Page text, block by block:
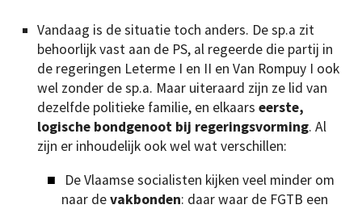
Vandaag is de situatie toch anders. De sp.a zit
behoorlijk vast aan de PS, al regeerde die partij in
de regeringen Leterme I en II en Van Rompuy I ook
wel zonder de sp.a. Maar uiteraard zijn ze lid van
dezelfde politieke familie, en elkaars eerste,
logische bondgenoot bij regeringsvorming. Al
zijn er inhoudelijk ook wel wat verschillen:
De Vlaamse socialisten kijken veel minder om
naar devakbonden: daar waar de FGTB een